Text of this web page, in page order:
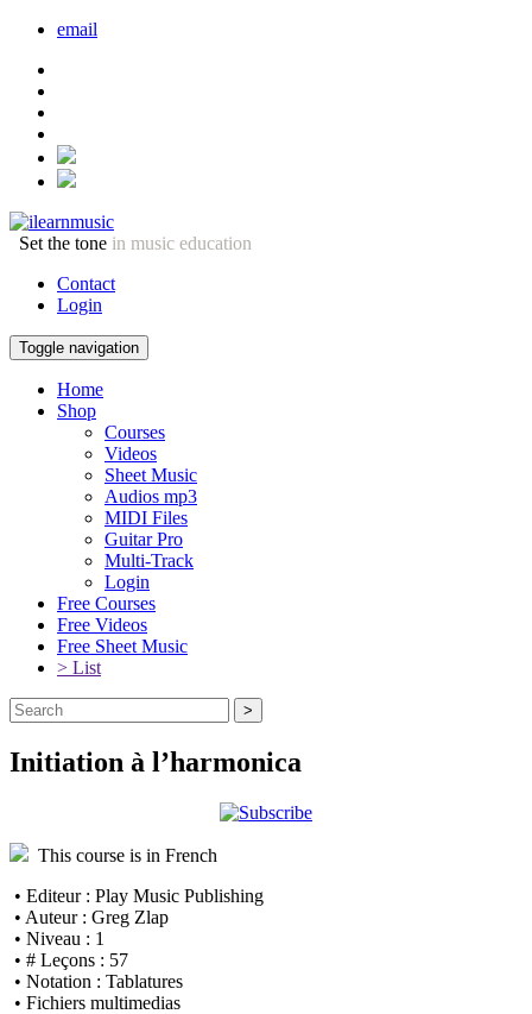
email
Set the tone in music education
Contact
Login
Toggle navigation
Home
Shop
Courses
Videos
Sheet Music
Audios mp3
MIDI Files
Guitar Pro
Multi-Track
Login
Free Courses
Free Videos
Free Sheet Music
> List
Initiation à l’harmonica
This course is in French
• Editeur : Play Music Publishing
• Auteur : Greg Zlap
• Niveau : 1
• # Leçons : 57
• Notation : Tablatures
• Fichiers multimedias